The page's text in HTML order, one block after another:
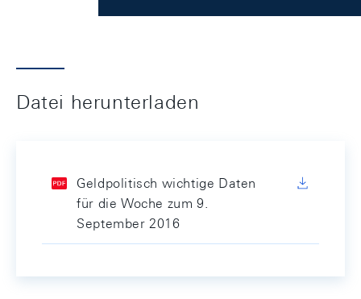
Datei herunterladen
Geldpolitisch wichtige Daten
für die Woche zum 9.
September 2016